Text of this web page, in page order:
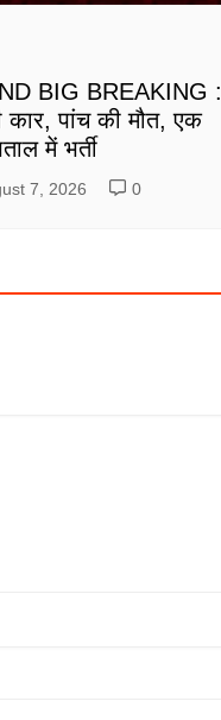
BIG BREAKING :
कार, पांच की मौत, एक
में भर्ती
7, 2026 0